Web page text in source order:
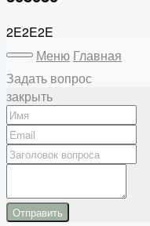
2E2E2E
Меню Главная
Задать вопрос
закрыть
Отправить